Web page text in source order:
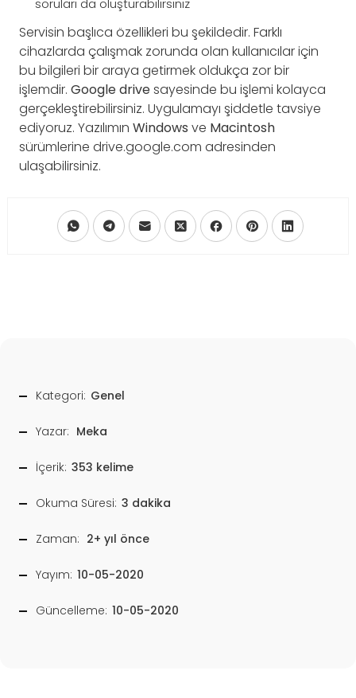
soruları da oluşturabilirsiniz
Servisin başlıca özellikleri bu şekildedir. Farklı
cihazlarda çalışmak zorunda olan kullanıcılar için
bu bilgileri bir araya getirmek oldukça zor bir
işlemdir. Googledrivesayesinde bu işlemi kolayca
gerçekleştirebilirsiniz. Uygulamayı şiddetle tavsiye
ediyoruz. Yazılımın Windows ve Macintosh
sürümlerine drive.google.com adresinden
ulaşabilirsiniz.
Kategori: Genel
Yazar: Meka
İçerik: 353 kelime
Okuma Süresi: 3 dakika
Zaman: 2+ yıl önce
Yayım: 10-05-2020
Güncelleme: 10-05-2020